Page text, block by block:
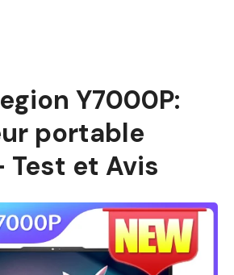
Y7000P:
portable
Test et Avis